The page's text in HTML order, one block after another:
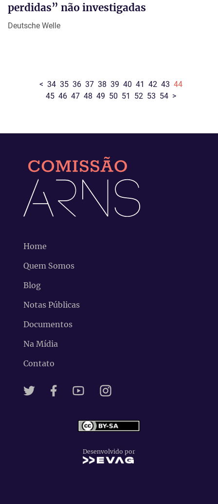
perdidas” não investigadas
Deutsche Welle
< 34 35 36 37 38 39 40 41 42 43 44
45 46 47 48 49 50 51 52 53 54 >
Home
Quem Somos
Blog
Notas Públicas
Documentos
Na Mídia
Contato
Desenvolvido por